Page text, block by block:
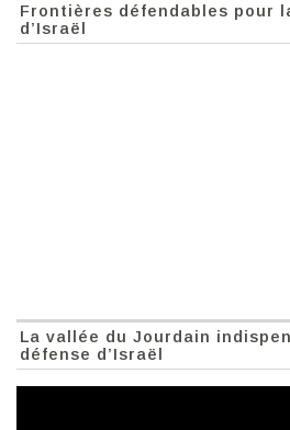
Frontières défendables pour
d’Israël
La vallée du Jourdain
défense d’Israël